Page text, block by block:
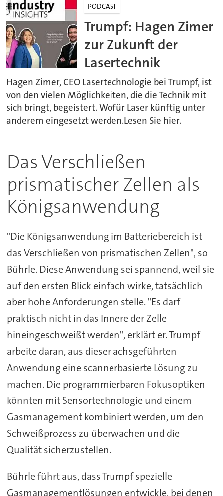
PODCAST
Trumpf: Hagen Zimer
zur Zukunft der
Lasertechnik
Hagen Zimer, CEO Lasertechnologie bei Trumpf, ist
von den vielen Möglichkeiten, die die Technik mit
sich bringt, begeistert. Wofür Laser künftig unter
anderem eingesetzt werden.Lesen Sie hier.
Das Verschließen
prismatischer Zellen als
Königsanwendung
"Die Königsanwendung im Batteriebereich ist
das Verschließen von prismatischen Zellen", so
Bührle. Diese Anwendung sei spannend, weil sie
auf den ersten Blick einfach wirke, tatsächlich
aber hohe Anforderungen stelle. "Es darf
praktisch nicht in das Innere der Zelle
hineingeschweißt werden", erklärt er. Trumpf
arbeite daran, aus dieser achsgeführten
Anwendung eine scannerbasierte Lösung zu
machen. Die programmierbaren Fokusoptiken
könnten mit Sensortechnologie und einem
Gasmanagement kombiniert werden, um den
Schweißprozess zu überwachen und die
Qualität sicherzustellen.
Bührle führt aus, dass Trumpf spezielle
Gasmanagementlösungen entwickle, bei denen